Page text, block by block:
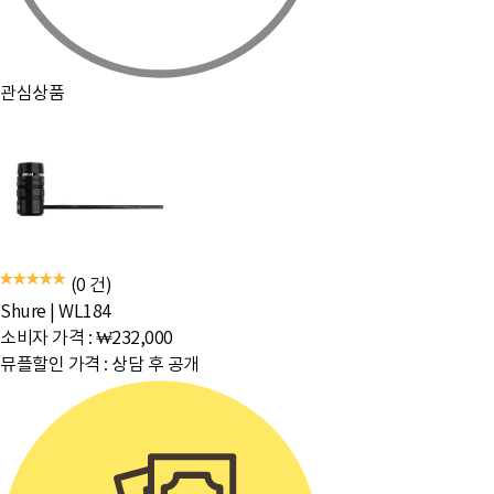
관심상품
(0 건)
Shure
WL184
소비자 가격 : ₩232,000
뮤플할인 가격 : 상담 후 공개